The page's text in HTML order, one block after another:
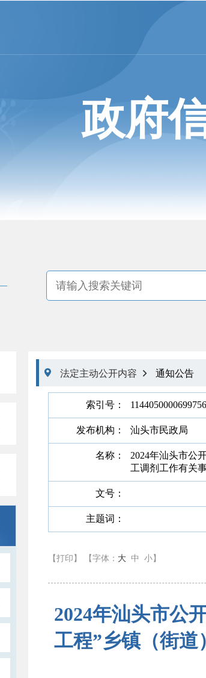
政府
 法定主动公开内容  通知公告
索引号：
发布机构： 汕头市民政局
名称：
2024年汕头市公
工调剂工作有关
文号：
主题词：
【打印】 【字体： 大 中 小 】
2024年汕头市公
工程”乡镇（街